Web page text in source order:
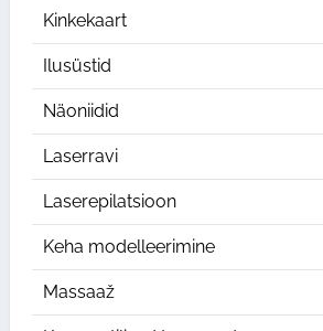
Kinkekaart
Ilusüstid
Näoniidid
Laserravi
Laserepilatsioon
Keha modelleerimine
Massaaž